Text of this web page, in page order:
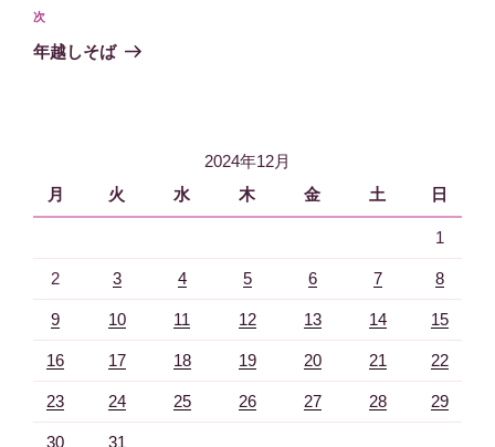
ビ
ゲ
投
稿
次
の
次
年越しそば
2024年12月
月
火 水 木 金 土 日
1
2 3 4 5 6 7 8
9 10 11 12 13 14 15
16 17 18 19 20 21 22
23 24 25 26 27 28 29
30 31